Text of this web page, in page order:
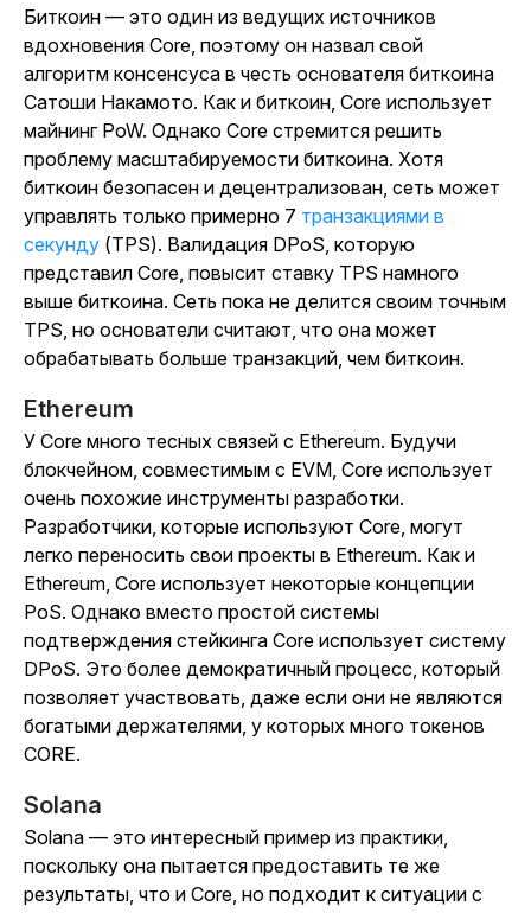
Биткоин — это один из ведущих источников
вдохновения Core, поэтому он назвал свой
алгоритм консенсуса в честь основателя биткоина
Сатоши Накамото. Как и биткоин, Core использует
майнинг PoW. Однако Core стремится решить
проблему масштабируемости биткоина. Хотя
биткоин безопасен и децентрализован, сеть может
управлять только примерно 7 транзакциями в
секунду (TPS). Валидация DPoS, которую
представил Core, повысит ставку TPS намного
выше биткоина. Сеть пока не делится своим точным
TPS, но основатели считают, что она может
обрабатывать больше транзакций, чем биткоин.
Ethereum
У Core много тесных связей с Ethereum. Будучи
блокчейном, совместимым с EVM, Core использует
очень похожие инструменты разработки.
Разработчики, которые используют Core, могут
легко переносить свои проекты в Ethereum. Как и
Ethereum, Core использует некоторые концепции
PoS. Однако вместо простой системы
подтверждения стейкинга Core использует систему
DPoS. Это более демократичный процесс, который
позволяет участвовать, даже если они не являются
богатыми держателями, у которых много токенов
CORE.
Solana
Solana — это интересный пример из практики,
поскольку она пытается предоставить те же
результаты, что и Core, но подходит к ситуации с